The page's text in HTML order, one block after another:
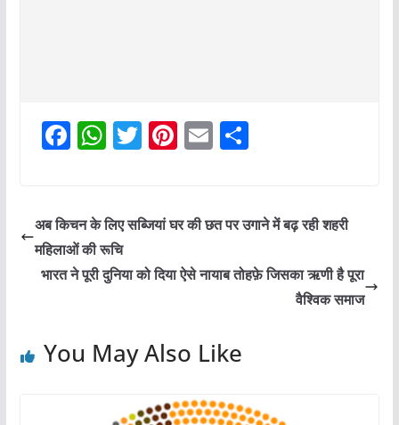
F
a
e
b
o
W
h
s
A
p
T
w
er
Pi
nt
e
E
m
l
S
e
अब किचन के लिए सब्जियां घर की छत पर उगाने में बढ़ रही शहरी
महिलाओं की रूचि
भारत ने पूरी दुनिया को दिया ऐसे नायाब तोहफ़े जिसका ऋणी है पूरा
वैश्विक समाज
You May Also Like